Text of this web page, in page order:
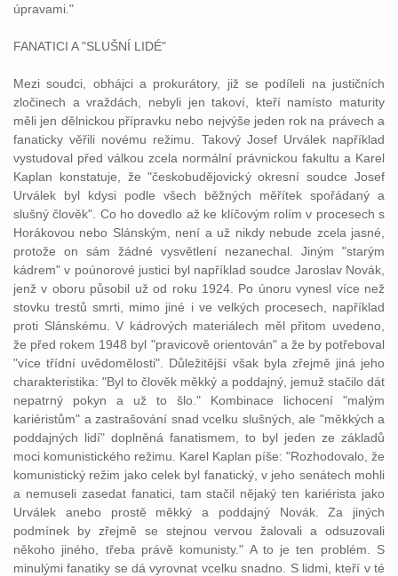
úpravami."
FANATICI A "SLUŠNÍ LIDÉ"
Mezisoudci obhájcia prokurátory, již se podíleli na justičních
zločinech a vraždách, nebyli jen takoví, kteří namísto maturity
měli jen dělnickou přípravku nebo nejvýše jeden rok na právech a
fanaticky věřili novému režimu. Takový Josef Urválek například
vystudoval před válkou zcela normální právnickou fakultu a Karel
Kaplan konstatuje, že "českobudějovickýokresní soudce Josef
Urválek byl kdysi podle všech běžných měřítek spořádaný a
slušný člověk". Co ho dovedlo až ke klíčovým rolím v procesech s
Horákovou nebo Slánským, není a už nikdy nebude zcela jasné,
protože on sám žádné vysvětlení nezanechal. Jiným "starým
kádrem" v poúnorové justici byl napříkladsoudce Jaroslav Novák,
jenž v oboru působil už od roku 1924. Po únoru vynesl více než
stovkutrestů smrti, mimo jiné i ve velkých procesech, například
proti Slánskému. V kádrových materiálech měl přitom uvedeno,
že před rokem 1948 byl "pravicově orientován" a že by potřeboval
"více třídní uvědomělosti". Důležitější však byla zřejmě jiná jeho
charakteristika: "Byl to člověk měkký a poddajný, jemuž stačilo dát
nepatrný pokyn a už to šlo." Kombinace lichocení "malým
kariéristům" a zastrašování snad vcelku slušných, ale "měkkých a
poddajných lidí" doplněná fanatismem, to byl jeden ze základů
moci komunistického režimu. Karel Kaplan píše: "Rozhodovalo, že
komunistický režim jako celek byl fanatický, v jeho senátech mohli
a nemuseli zasedat fanatici, tam stačil nějaký ten kariérista jako
Urválek anebo prostě měkký a poddajný Novák. Za jiných
podmínek by zřejmě se stejnou vervou žalovali a odsuzovali
někoho jiného, třeba právě komunisty." A to je ten problém. S
minulými fanatiky se dá vyrovnat vcelku snadno. S lidmi, kteří v té